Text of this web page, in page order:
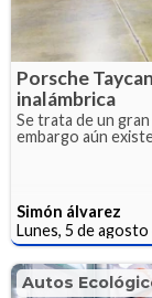
Porsche
inalámbrica
Se trata de un
embargo aún
Simón álvarez
Lunes, 5 de
Autos